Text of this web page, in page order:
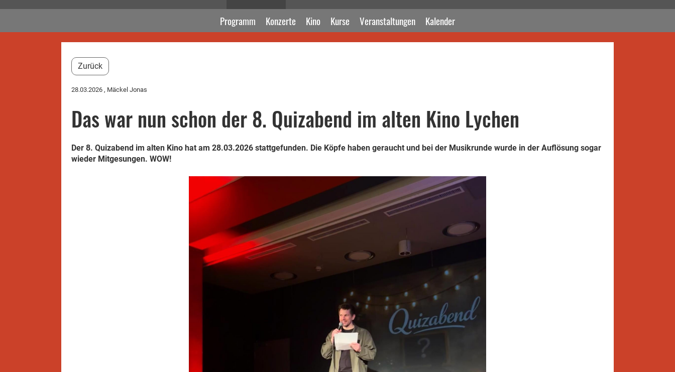
Programm Konzerte Kino Kurse Veranstaltungen Kalender
Zurück
28.03.2026 , Mäckel Jonas
Das war nun schon der 8. Quizabend im alten Kino Lychen
Der 8. Quizabend im alten Kino hat am 28.03.2026 stattgefunden. Die Köpfe haben geraucht und bei der Musikrunde wurde in der Auflösung sogar
wieder Mitgesungen. WOW!